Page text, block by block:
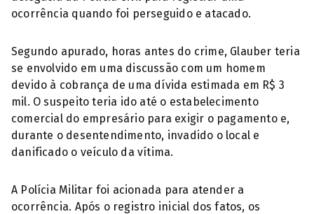
ocorrência quando foi perseguido e atacado.
Segundo apurado, horas antes do crime, Glauber teria
se envolvido em uma discussão com um homem
devido à cobrança de uma dívida estimada em R$ 3
mil. O suspeito teria ido até o estabelecimento
comercial do empresário para exigir o pagamento e,
durante o desentendimento, invadido o local e
danificado o veículo da vítima.
A Polícia Militar foi acionada para atender a
ocorrência. Após o registro inicial dos fatos, os